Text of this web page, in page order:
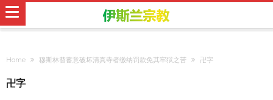
Home 穆斯林替蓄意破坏清真寺者缴纳罚款免其牢狱之苦 卍字
卍字